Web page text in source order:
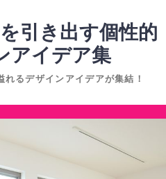
引き出す個性的
アイデア集
るデザインアイデアが集結！